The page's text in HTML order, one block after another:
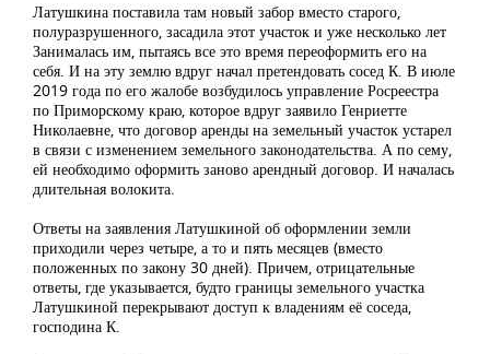
Латушкина поставила там новый забор вместо старого,
полуразрушенного, засадила этот участок и уже несколько лет
Занималась им, пытаясь все это время переоформить его на
себя. И на эту землю вдруг начал претендовать сосед К. В июле
2019 года по его жалобе возбудилось управление Росреестра
по Приморскому краю, которое вдруг заявило Генриетте
Николаевне, что договор аренды на земельный участок устарел
в связи с изменением земельного законодательства. А по сему,
ей необходимо оформить заново арендный договор. И началась
длительная волокита.
Ответы на заявления Латушкиной об оформлении земли
приходили через четыре, а то и пять месяцев (вместо
положенных по закону 30 дней). Причем, отрицательные
ответы, где указывается, будто границы земельного участка
Латушкиной перекрывают доступ к владениям её соседа,
господина К.